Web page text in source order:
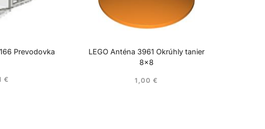
Prevodovka
€
LEGO Anténa 3961 Okrúhly tanier
8×8
1,00 €